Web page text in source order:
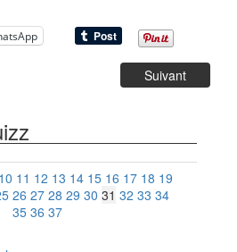
Suivant
10 11 12 13 14 15 16 17 18 19
26 27 28 29 30 31 32 33 34
35 36 37